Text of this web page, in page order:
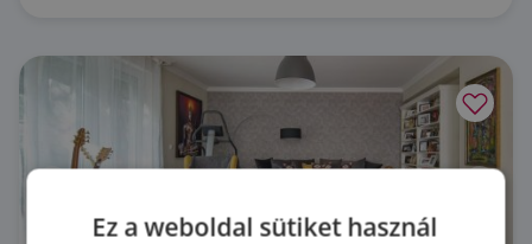
Ez a weboldal sütiket használ